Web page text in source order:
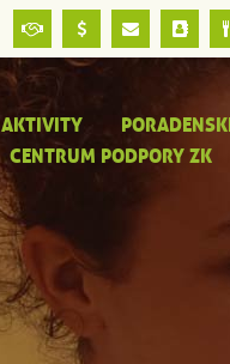
AKTIVITY
CENTRUM PODPORY ZK